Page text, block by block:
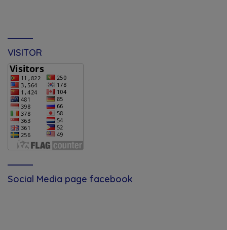
VISITOR
Social Media page facebook